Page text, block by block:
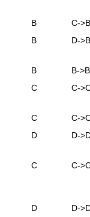
B
C->B
B D->B
B
B->B
C C-
C
C-
D D-
C C-
D
D-